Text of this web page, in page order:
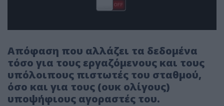
Απόφαση που αλλάζει τα δεδομένα
τόσο για τους εργαζόμενους και τους
υπόλοιπους πιστωτές του σταθμού,
όσο και για τους (ουκ ολίγους)
υποψήφιους αγοραστές του.